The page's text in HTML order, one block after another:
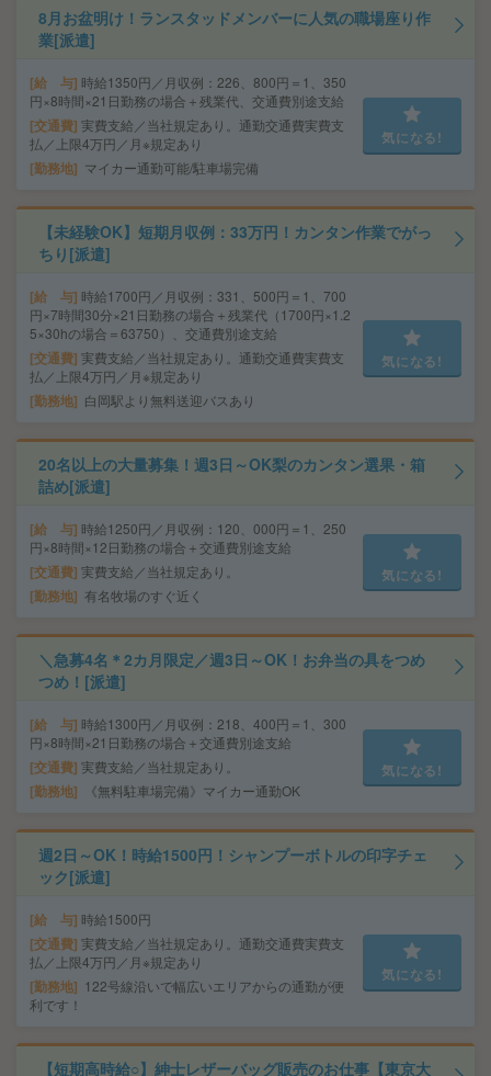
8月お盆明け！ランスタッドメンバーに人気の職場座り作
業[派遣]
給 与 時給1350円／月収例：226、800円＝1、350
円×8時間×21日勤務の場合＋残業代、交通費別途支給
交通費 実費支給／当社規定あり。通勤交通費実費支
払／上限4万円／月※規定あり
勤務地 マイカー通勤可能/駐車場完備
気になる!
【未経験OK】短期月収例：33万円！カンタン作業でがっ
ちり[派遣]
給 与 時給1700円／月収例：331、500円＝1、700
円×7時間30分×21日勤務の場合＋残業代（1700円×1.2
5×30hの場合＝63750）、交通費別途支給
交通費 実費支給／当社規定あり。通勤交通費実費支
払／上限4万円／月※規定あり
勤務地 白岡駅より無料送迎バスあり
気になる!
20名以上の大量募集！週3日～OK梨のカンタン選果・箱
詰め[派遣]
給 与 時給1250円／月収例：120、000円＝1、250
円×8時間×12日勤務の場合＋交通費別途支給
交通費 実費支給／当社規定あり。
勤務地 有名牧場のすぐ近く
気になる!
＼急募4名＊2カ月限定／週3日～OK！お弁当の具をつめ
つめ！[派遣]
給 与 時給1300円／月収例：218、400円＝1、300
円×8時間×21日勤務の場合＋交通費別途支給
交通費 実費支給／当社規定あり。
勤務地 《無料駐車場完備》マイカー通勤OK
気になる!
週2日～OK！時給1500円！シャンプーボトルの印字チェ
ック[派遣]
給 与 時給1500円
交通費 実費支給／当社規定あり。通勤交通費実費支
払／上限4万円／月※規定あり
勤務地
122号線沿いで幅広いエリアからの通勤が便
利です！
気になる!
【短期高時給○】紳士レザーバッグ販売のお仕事【東京大